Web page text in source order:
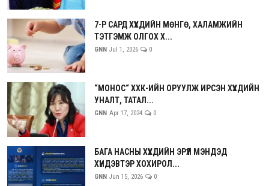
7-Р САРД ХҮҮХДИЙН МӨНГӨ, ХАЛАМЖИЙН
ТЭТГЭМЖ ОЛГОХ Х...
GNN Jul 1, 2026 0
“МОНОС“ ХХК-ИЙН ОРУУЛЖ ИРСЭН ХҮҮХДИЙН
УНАЛТ, ТАТАЛ...
GNN Apr 17, 2024 0
БАГА НАСНЫ ХҮҮХДИЙН ЭРҮҮЛ МЭНДЭД
ХҮНДЭВТЭР ХОХИРОЛ...
GNN Jun 15, 2026 0